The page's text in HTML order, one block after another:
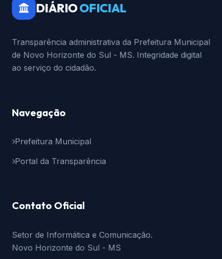
DIÁRIOOFICIAL
Transparência administrativa da Prefeitura Municipal
de Novo Horizonte do Sul - MS. Integridade digital
ao serviço do cidadão.
Navegação
Prefeitura Municipal
Portal da Transparência
Contato Oficial
Setor de Informática e Comunicação.
Novo Horizonte do Sul - MS